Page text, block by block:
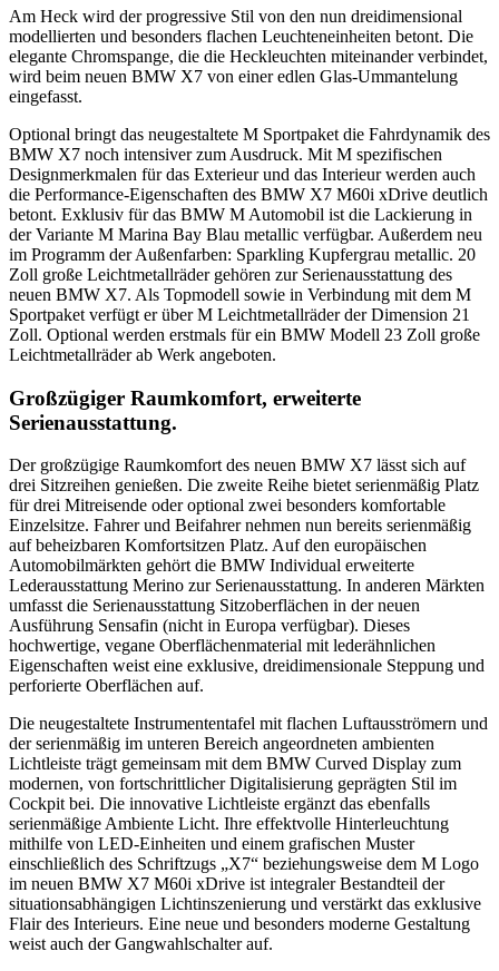
Am Heck wird der progressive Stil von den nun dreidimensional
modellierten und besonders flachen Leuchteneinheiten betont. Die
elegante Chromspange, die die Heckleuchten miteinander verbindet,
wird beim neuen BMW X7 von einer edlen Glas-Ummantelung
eingefasst.
Optional bringt das neugestaltete M Sportpaket die Fahrdynamik des
BMW X7 noch intensiver zum Ausdruck. Mit M spezifischen
Designmerkmalen für das Exterieur und das Interieur werden auch
die Performance-Eigenschaften des BMW X7 M60i xDrive deutlich
betont. Exklusiv für das BMW M Automobil ist die Lackierung in
der Variante M Marina Bay Blau metallic verfügbar. Außerdem neu
im Programm der Außenfarben: Sparkling Kupfergrau metallic. 20
Zoll große Leichtmetallräder gehören zur Serienausstattung des
neuen BMW X7. Als Topmodell sowie in Verbindung mit dem M
Sportpaket verfügt er über M Leichtmetallräder der Dimension 21
Zoll. Optional werden erstmals für ein BMW Modell 23 Zoll große
Leichtmetallräder ab Werk angeboten.
Großzügiger Raumkomfort, erweiterte
Serienausstattung.
Der großzügige Raumkomfort des neuen BMW X7 lässt sich auf
drei Sitzreihen genießen. Die zweite Reihe bietet serienmäßig Platz
für drei Mitreisende oder optional zwei besonders komfortable
Einzelsitze. Fahrer und Beifahrer nehmen nun bereits serienmäßig
auf beheizbaren Komfortsitzen Platz. Auf den europäischen
Automobilmärkten gehört die BMW Individual erweiterte
Lederausstattung Merino zur Serienausstattung. In anderen Märkten
umfasst die Serienausstattung Sitzoberflächen in der neuen
Ausführung Sensafin (nicht in Europa verfügbar). Dieses
hochwertige, vegane Oberflächenmaterial mit lederähnlichen
Eigenschaften weist eine exklusive, dreidimensionale Steppung und
perforierte Oberflächen auf.
Die neugestaltete Instrumententafel mit flachen Luftausströmern und
der serienmäßig im unteren Bereich angeordneten ambienten
Lichtleiste trägt gemeinsam mit dem BMW Curved Display zum
modernen, von fortschrittlicher Digitalisierung geprägten Stil im
Cockpit bei. Die innovative Lichtleiste ergänzt das ebenfalls
serienmäßige Ambiente Licht. Ihre effektvolle Hinterleuchtung
mithilfe von LED-Einheiten und einem grafischen Muster
einschließlich des Schriftzugs „X7“ beziehungsweise dem M Logo
im neuen BMW X7 M60i xDrive ist integraler Bestandteil der
situationsabhängigen Lichtinszenierung und verstärkt das exklusive
Flair des Interieurs. Eine neue und besonders moderne Gestaltung
weist auch der Gangwahlschalter auf.